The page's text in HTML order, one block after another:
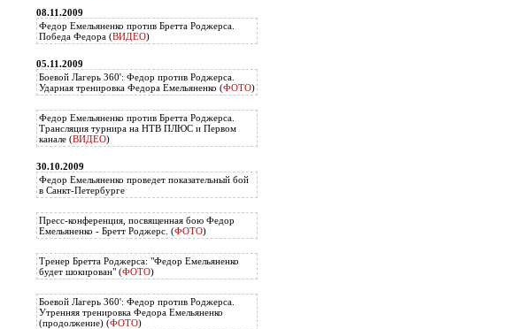
08.11.2009
Федор Емельяненко против Бретта Роджерса.
Победа Федора (ВИДЕО)
05.11.2009
Боевой Лагерь 360': Федор против Роджерса.
Ударная тренировка Федора Емельяненко (ФОТО)
Федор Емельяненко против Бретта Роджерса.
Трансляция турнира на НТВ ПЛЮС и Первом
канале (ВИДЕО)
30.10.2009
Федор Емельяненко проведет показательный бой
в Санкт-Петербурге
Пресс-конференция, посвященная бою Федор
Емельяненко - Бретт Роджерс. (ФОТО)
Тренер Бретта Роджерса: "Федор Емельяненко
будет шокирован" (ФОТО)
Боевой Лагерь 360': Федор против Роджерса.
Утренняя тренировка Федора Емельяненко
(продолжение) (ФОТО)